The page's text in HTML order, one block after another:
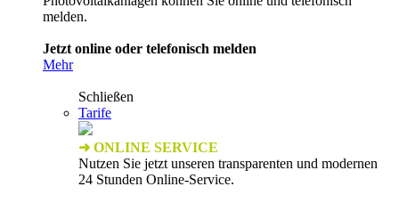
melden.
Jetzt online oder telefonisch melden
Mehr
Schließen
Tarife
➜ ONLINE SERVICE
Nutzen Sie jetzt unseren transparenten und modernen
24 Stunden Online-Service.